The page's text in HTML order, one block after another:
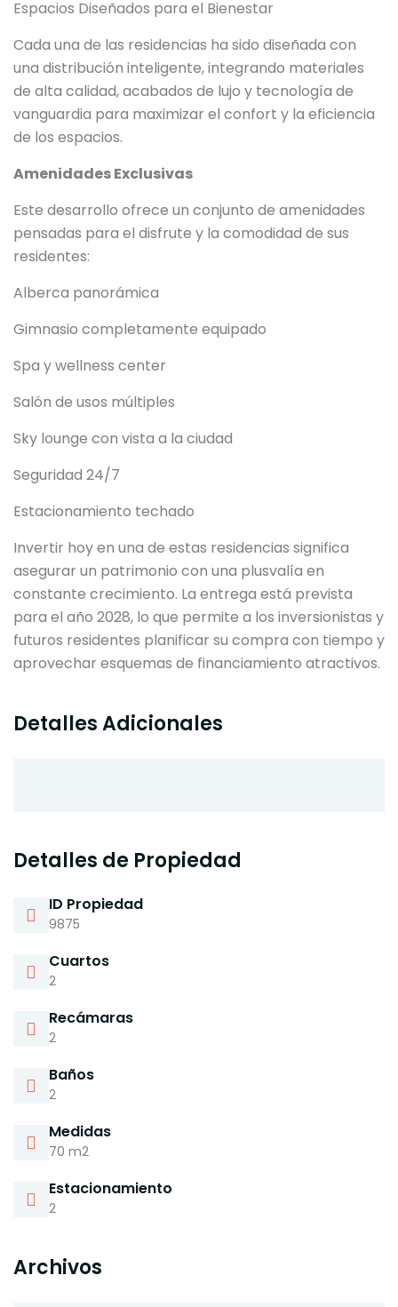
Espacios Diseñados para el Bienestar
Cada una de las residencias ha sido diseñada con
una distribución inteligente, integrando materiales
de alta calidad, acabados de lujo y tecnología de
vanguardia para maximizar el confort y la eficiencia
de los espacios.
Amenidades Exclusivas
Este desarrollo ofrece un conjunto de amenidades
pensadas para el disfrute y la comodidad de sus
residentes:
Alberca panorámica
Gimnasio completamente equipado
Spa y wellness center
Salón de usos múltiples
Sky lounge con vista a la ciudad
Seguridad 24/7
Estacionamiento techado
Invertir hoy en una de estas residencias significa
asegurar un patrimonio con una plusvalía en
constante crecimiento. La entrega está prevista
para el año 2028, lo que permite a los inversionistas y
futuros residentes planificar su compra con tiempo y
aprovechar esquemas de financiamiento atractivos.
Detalles Adicionales
Detalles de Propiedad
ID Propiedad
9875
Cuartos
2
Recámaras
2
Baños
2
Medidas
70 m2
Estacionamiento
2
Archivos